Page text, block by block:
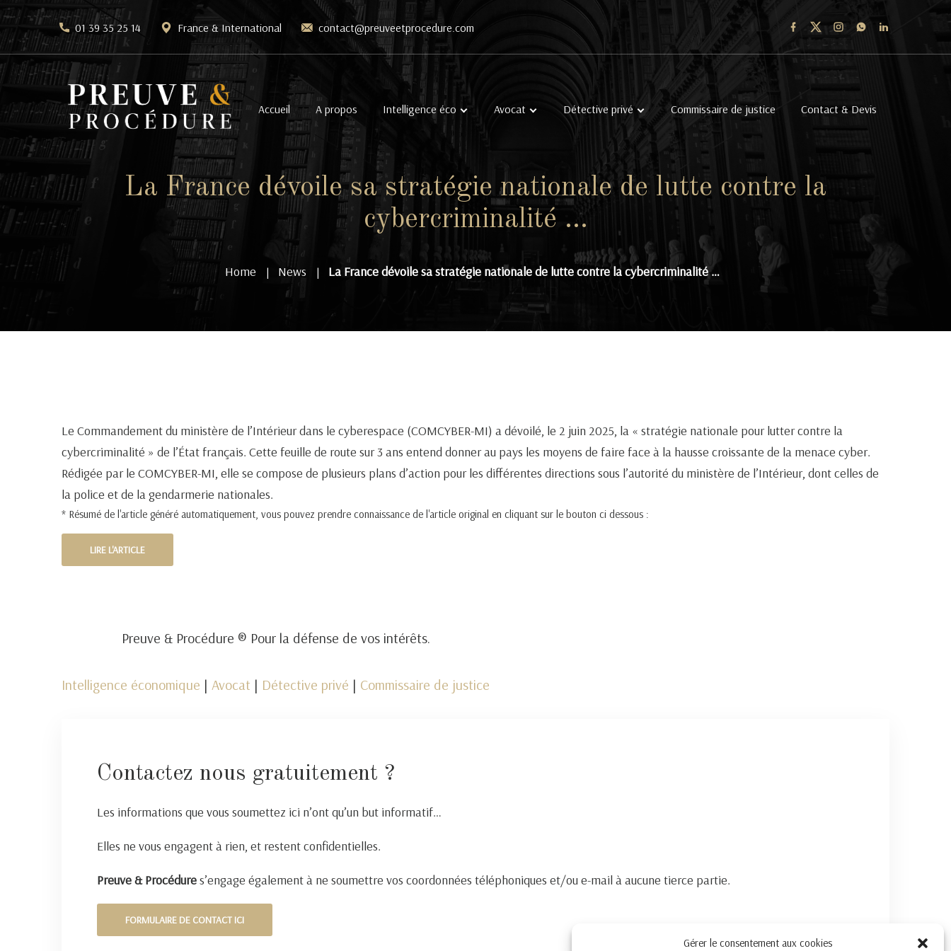
Gérer le consentement aux cookies
01 39 35 25 14 France & International contact@preuveetprocedure.com
Accueil A propos Intelligence éco Avocat Détective privé Commissaire de justice Contact & Devis
La France dévoile sa stratégie nationale de lutte contre la
cybercriminalité …
Home | News | La France dévoile sa stratégie nationale de lutte contre la cybercriminalité …
Le Commandement du ministère de l’Intérieur dans le cyberespace (COMCYBER-MI) a dévoilé, le 2 juin 2025, la « stratégie nationale pour lutter contre la
cybercriminalité » de l’État français. Cette feuille de route sur 3 ans entend donner au pays les moyens de faire face à la hausse croissante de la menace cyber.
Rédigée par le COMCYBER-MI, elle se compose de plusieurs plans d’action pour les différentes directions sous l’autorité du ministère de l’Intérieur, dont celles de
la police et de la gendarmerie nationales.
* Résumé de l'article généré automatiquement, vous pouvez prendre connaissance de l'article original en cliquant sur le bouton ci dessous :
LIRE L'ARTICLE
Preuve & Procédure ® Pour la défense de vos intérêts.
Intelligence économique | Avocat | Détective privé | Commissaire de justice
Contactez nous gratuitement ?
Les informations que vous soumettez ici n’ont qu’un but informatif…
Elles ne vous engagent à rien, et restent confidentielles.
Preuve & Procédures’engage également à ne soumettre vos coordonnées téléphoniques et/ou e-mail à aucune tierce partie.
FORMULAIRE DE CONTACT ICI